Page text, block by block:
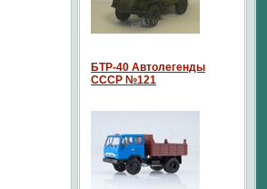
БТР-40 Автолегенды
СССР №121